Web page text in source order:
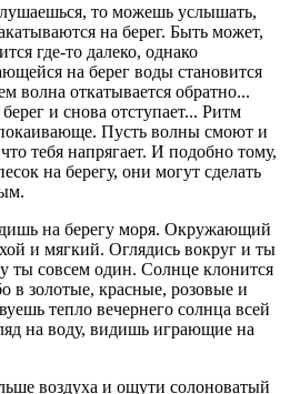
то можешь услышать,
на берег. Быть может,
где-то далеко, однако
на берег воды становится
волна откатывается обратно...
и снова отступает... Ритм
Пусть волны смоют и
тебя напрягает. И подобно тому,
на берегу, они могут сделать
на берегу моря. Окружающий
и мягкий. Оглядись вокруг и ты
ты совсем один. Солнце клонится
в золотые, красные, розовые и
тепло вечернего солнца всей
на воду, видишь играющие на
воздуха и ощути солоноватый